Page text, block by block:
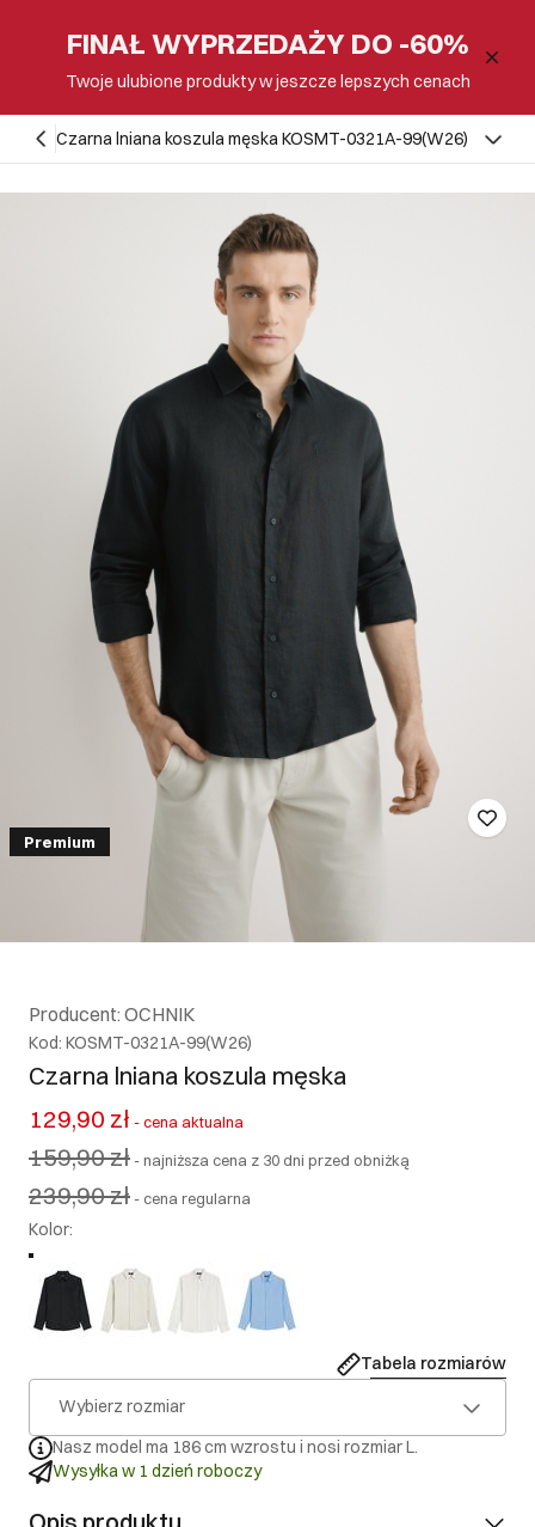
FINAŁ WYPRZEDAŻY DO -60%
Twoje ulubione produkty w jeszcze lepszych cenach
Czarna lniana koszula męska KOSMT-0321A-99(W26)
Premium
Producent: OCHNIK
Kod: KOSMT-0321A-99(W26)
Czarna lniana koszula męska
129,90 zł -cena aktualna
159,90 zł -najniższa cena z 30 dni przed obniżką
239,90 zł - cena regularna
Kolor:
Tabela rozmiarów
Wybierz rozmiar
Nasz model ma 186 cm wzrostu i nosi rozmiar L.
Wysyłka w 1 dzień roboczy